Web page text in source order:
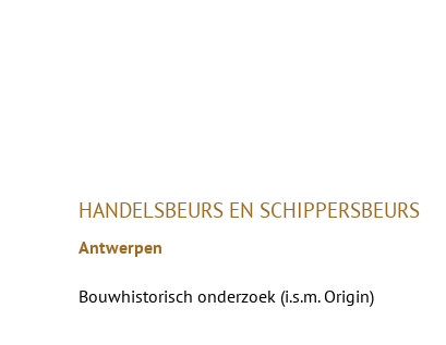
HANDELSBEURS EN SCHIPPERSBEURS
Antwerpen
Bouwhistorisch onderzoek (i.s.m. Origin)